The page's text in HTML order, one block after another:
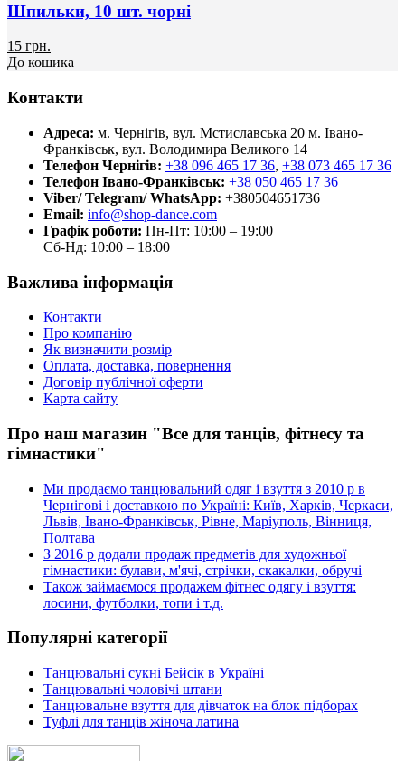
Шпильки, 10 шт. чорні
15 грн.
До кошика
Контакти
Адреса: м. Чернігів, вул. Мстиславська 20 м. Івано-
Франківськ, вул. Володимира Великого 14
Телефон Чернігів: +38 096 465 17 36, +38 073 465 17 36
Телефон Івано-Франківськ: +38 050 465 17 36
Viber/ Telegram/ WhatsApp: +380504651736
Email: info@shop-dance.com
Графік роботи: Пн-Пт: 10:00 – 19:00
Сб-Нд: 10:00 – 18:00
Важлива інформація
Контакти
Про компанію
Як визначити розмір
Оплата, доставка, повернення
Договір публічної оферти
Карта сайту
Про наш магазин "Все для танців, фітнесу та
гімнастики"
Ми продаємо танцювальний одяг і взуття з 2010 р в
Чернігові і доставкою по Україні: Київ, Харків, Черкаси,
Львів, Івано-Франківськ, Рівне, Маріуполь, Вінниця,
Полтава
З 2016 р додали продаж предметів для художньої
гімнастики: булави, м'ячі, стрічки, скакалки, обручі
Також займаємося продажем фітнес одягу і взуття:
лосини, футболки, топи і т.д.
Популярні категорії
Танцювальні сукні Бейсік в Україні
Танцювальні чоловічі штани
Танцювальне взуття для дівчаток на блок підборах
Туфлі для танців жіноча латина